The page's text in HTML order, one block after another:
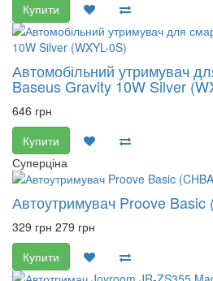
Купити
Автомобільний утримувач
Baseus Gravity 10W Silver
646 грн
Купити
Суперціна
Автоутримувач Proove Basic
329 грн 279 грн
Купити